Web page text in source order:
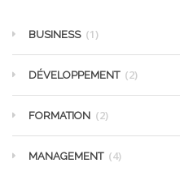
BUSINESS (1)
DÉVELOPPEMENT (2)
FORMATION (2)
MANAGEMENT (4)